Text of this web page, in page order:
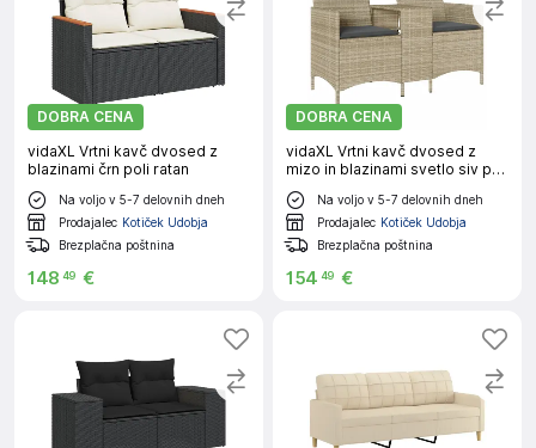
DOBRA CENA
vidaXL Vrtni kavč dvosed z
blazinami črn poli ratan
Na voljo v 5-7 delovnih dneh
Prodajalec Kotiček Udobja
Brezplačna poštnina
148 49 €
DOBRA CENA
vidaXL Vrtni kavč dvosed z
mizo in blazinami svetlo siv poli
ratan
Na voljo v 5-7 delovnih dneh
Prodajalec Kotiček Udobja
Brezplačna poštnina
154 49 €